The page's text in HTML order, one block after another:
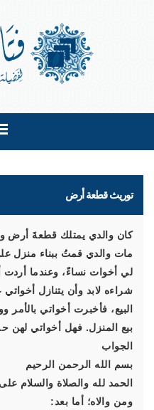
توريث قطعة أرض
كان والدي يمتلك قطعةَ أرض
مات والدي قمتُ ببناء منزل
لي أخوات نساءً، وعندما أردت
شراءه لابد وأن يتنازل
البيع، فأخبرت أخواتي بالأمر
بيع المنزل. فهل أخواتي لهن
الجواب
بسم الله الرحمن الرحيم
الحمد لله والصلاة والسلام
ومن والاه؛ أما بعد: